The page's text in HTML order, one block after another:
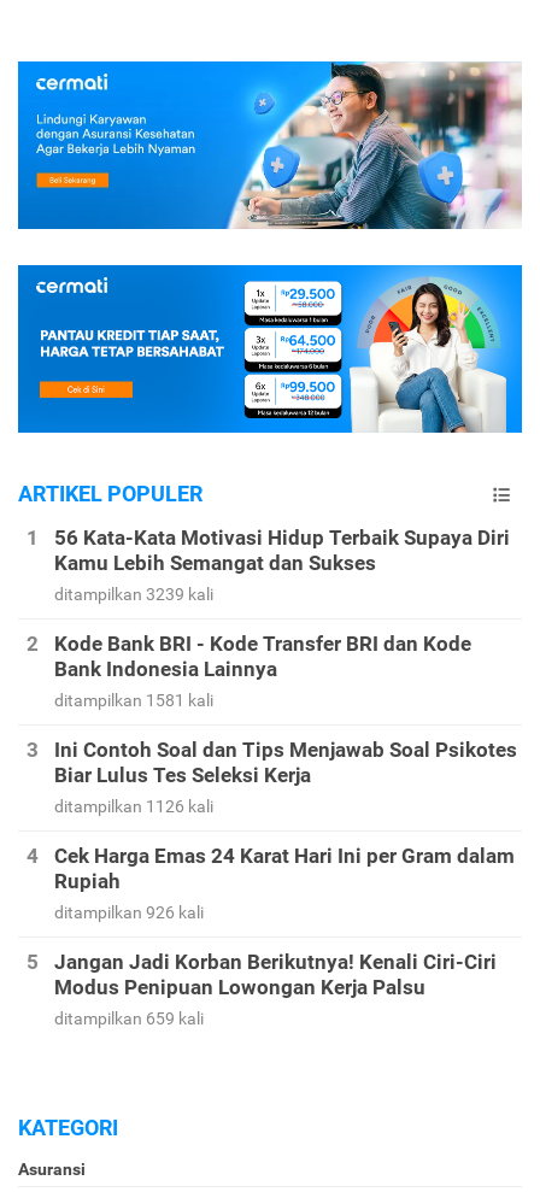
ARTIKEL POPULER
56 Kata-Kata Motivasi Hidup Terbaik Supaya Diri
Kamu Lebih Semangat dan Sukses
ditampilkan 3239 kali
Kode Bank BRI - Kode Transfer BRI dan Kode
Bank Indonesia Lainnya
ditampilkan 1581 kali
Ini Contoh Soal dan Tips Menjawab Soal Psikotes
Biar Lulus Tes Seleksi Kerja
ditampilkan 1126 kali
Cek Harga Emas 24 Karat Hari Ini per Gram dalam
Rupiah
ditampilkan 926 kali
Jangan Jadi Korban Berikutnya! Kenali Ciri-Ciri
Modus Penipuan Lowongan Kerja Palsu
ditampilkan 659 kali
KATEGORI
Asuransi